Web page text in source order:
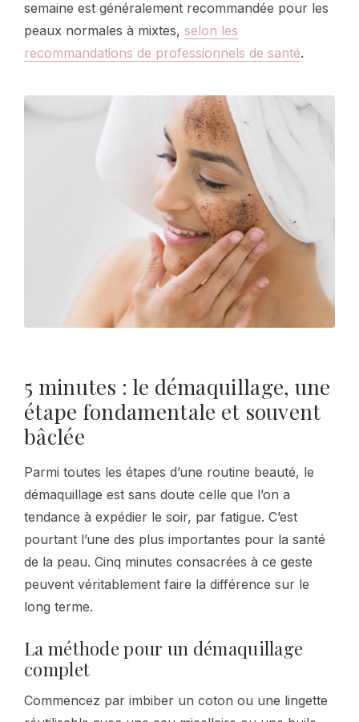
semaine est généralement recommandée pour les
peaux normales à mixtes, selon les
recommandations de professionnels de santé.
5 minutes : le démaquillage, une
étape fondamentale et souvent
bâclée
Parmi toutes les étapes d’une routine beauté, le
démaquillage est sans doute celle que l’on a
tendance à expédier le soir, par fatigue. C’est
pourtant l’une des plus importantes pour la santé
de la peau. Cinq minutes consacrées à ce geste
peuvent véritablement faire la différence sur le
long terme.
La méthode pour un démaquillage
complet
Commencez par imbiber un coton ou une lingette